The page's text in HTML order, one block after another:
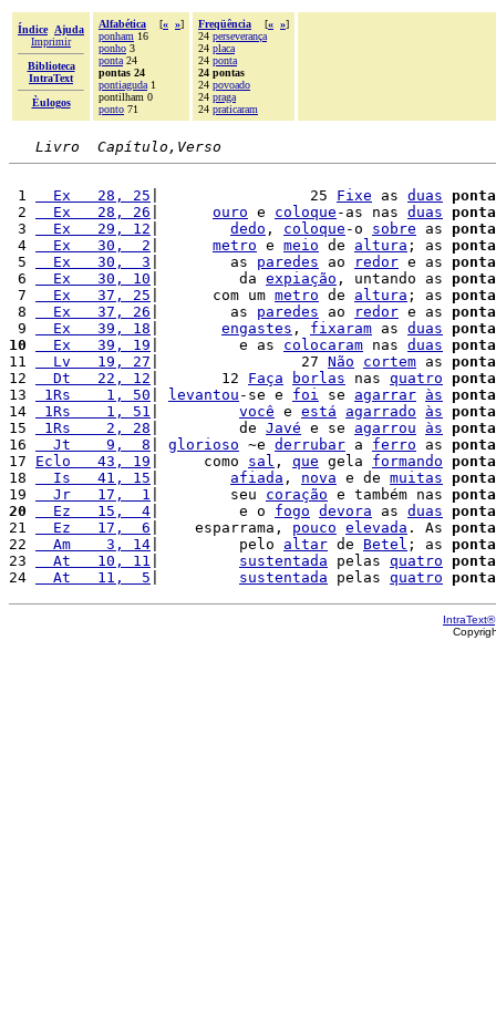
Índice
Ajuda
Imprimir
Biblioteca
IntraText
Èulogos
Alfabética [« »]
ponham 16
ponho 3
ponta 24
pontas 24
pontiaguda 1
pontilham 0
ponto 71
Freqüência [« »]
24 perseverança
24 placa
24 ponta
24 pontas
24 povoado
24 praga
24 praticaram
Livro  Capítulo,Verso
1
  Ex   28, 25
|                 25 Fixe as duas
2
  Ex   28, 26
ouro e coloque -as nas duas
3
  Ex   29, 12
dedo , coloque -o sobre as
4
  Ex   30,  2
metro e meio de altura ; as
5
  Ex   30,  3
|        as paredes ao redor e as
6
  Ex   30, 10
|         da expiação , untando as
7
  Ex   37, 25
|      com um metro de altura ; as
8
  Ex   37, 26
|        as paredes ao redor e as
9
  Ex   39, 18
engastes , fixaram as duas
10
  Ex   39, 19
|         e as colocaram nas duas
11
  Lv   19, 27
|                27 Não cortem as
12
  Dt   22, 12
|       12 Faça borlas nas quatro
13
1Rs    1, 50 levantou -se e foi se agarrar às
14
1Rs    1, 51 você e está agarrado às
15
1Rs    2, 28 |         de Javé e se agarrou às
16
  Jt    9,  8
glorioso ~e derrubar a ferro as
17 Eclo   43, 19 |     como sal , que gela formando
18
  Is   41, 15
afiada , nova e de muitas
19
  Jr   17,  1
|        seu coração e também nas
20
  Ez   15,  4
|         e o fogo devora as duas
21
  Ez   17,  6
|    esparrama, pouco elevada . As
22
  Am    3, 14
|         pelo altar de Betel ; as
23
  At   10, 11
sustentada pelas quatro
24
  At   11,  5
sustentada pelas quatro
IntraText®